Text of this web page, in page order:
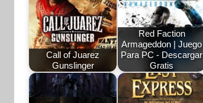
Call of Juarez
Gunslinger
Red Faction
Armageddon | Juego
Para PC - Descargar
Gratis